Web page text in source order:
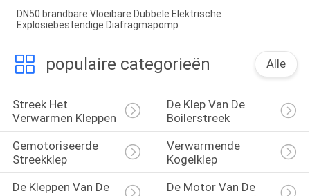
DN50 brandbare Vloeibare Dubbele Elektrische
Explosiebestendige Diafragmapomp
populaire categorieën Alle
Streek Het
Verwarmen Kleppen
De Klep Van De
Boilerstreek
Gemotoriseerde
Streekklep
Verwarmende
Kogelklep
De Kleppen Van De
De Motor Van De